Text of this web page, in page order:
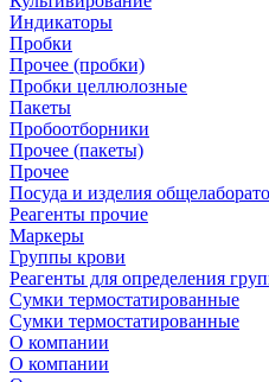
Индикаторы
Пробки
Прочее (пробки)
Пробки целлюлозные
Пакеты
Пробоотборники
Прочее (пакеты)
Прочее
Посуда и изделия
Реагенты прочие
Маркеры
Группы крови
Реагенты для определения
Сумки термостатированные
Сумки термостатированные
О компании
О компании